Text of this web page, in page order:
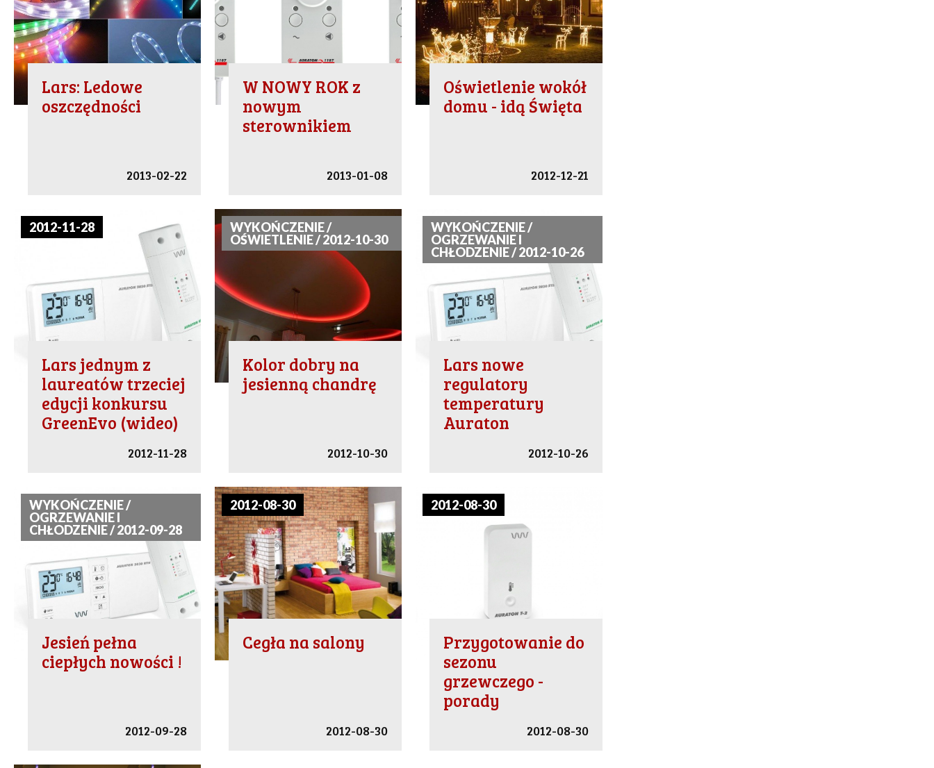
Lars: Ledowe
oszczędności
2013-02-22
W NOWY ROK z
nowym
sterownikiem
2013-01-08
Oświetlenie wokół
domu - idą Święta
2012-12-21
2012-11-28
Lars jednym z
laureatów trzeciej
edycji konkursu
GreenEvo (wideo)
2012-11-28
WYKOŃCZENIE /
OŚWIETLENIE / 2012-10-30
Kolor dobry na
jesienną chandrę
2012-10-30
WYKOŃCZENIE /
OGRZEWANIE I
CHŁODZENIE / 2012-10-26
Lars nowe
regulatory
temperatury
Auraton
2012-10-26
WYKOŃCZENIE /
OGRZEWANIE I
CHŁODZENIE / 2012-09-28
Jesień pełna
ciepłych nowości !
2012-09-28
2012-08-30
Cegła na salony
2012-08-30
2012-08-30
Przygotowanie do
sezonu
grzewczego -
porady
2012-08-30